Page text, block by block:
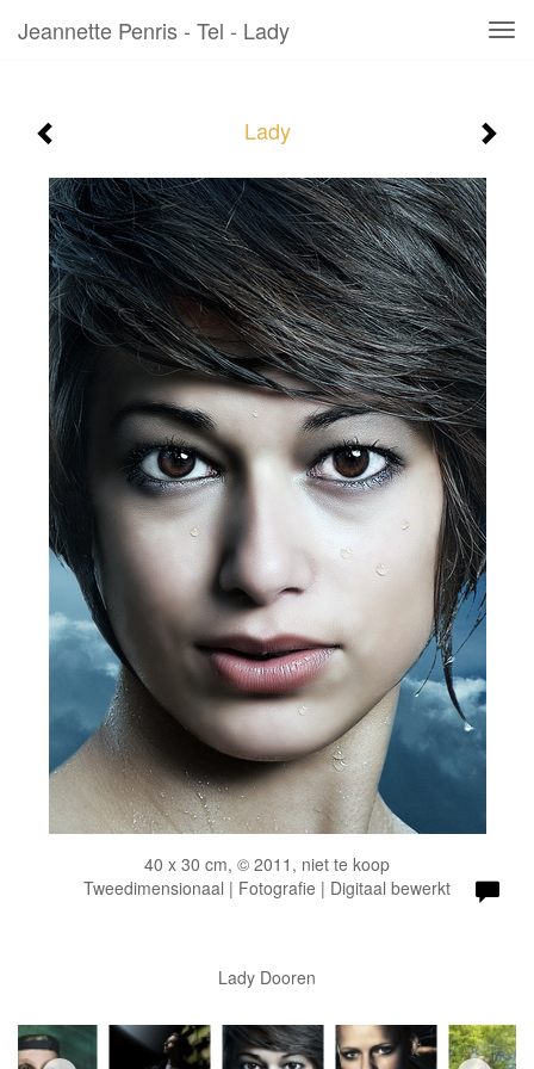
Jeannette Penris - Tel - Lady
Lady
40 x 30 cm, © 2011, niet te koop
Tweedimensionaal | Fotografie | Digitaal bewerkt
Lady Dooren